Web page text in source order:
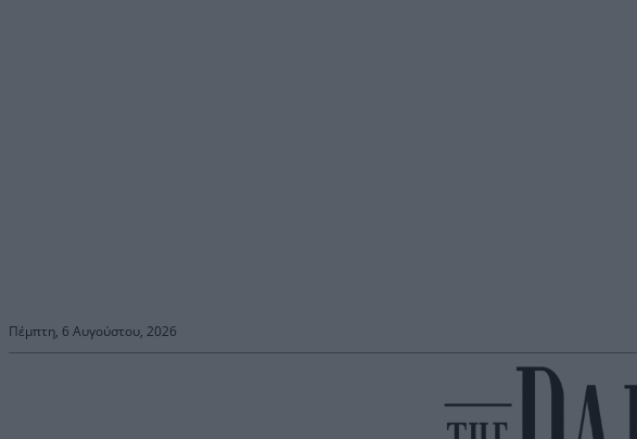
Πέμπτη, 6 Αυγούστου, 2026